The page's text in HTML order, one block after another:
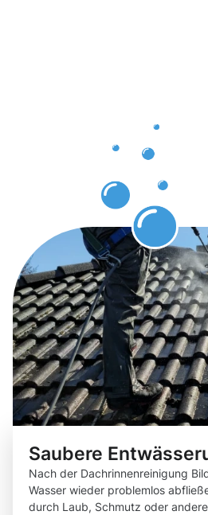
Saubere
Nach der Dachrinnenreinigung
Wasser wieder problemlos
durch Laub, Schmutz oder